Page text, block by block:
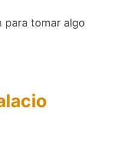
para tomar algo